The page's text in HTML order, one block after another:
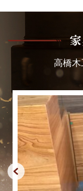
高橋